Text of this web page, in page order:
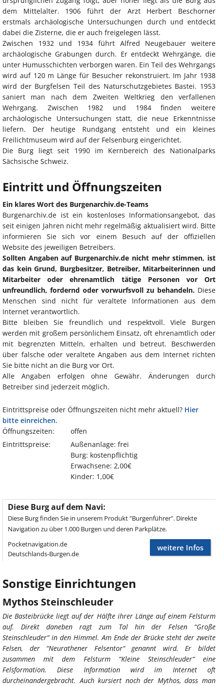
dem Mittelalter. 1906 führt der Arzt Herbert Beschorner
erstmals archäologische Untersuchungen durch und entdeckt
dabei die Zisterne, die er auch freigelegen lässt.
Zwischen 1932 und 1934 führt Alfred Neugebauer weitere
archäologische Grabungen durch. Er entdeckt Wehrgänge, die
unter Humusschichten verborgen waren. Ein Teil des Wehrgangs
wird auf 120 m Länge für Besucher rekonstruiert. Im Jahr 1938
wird der Burgfelsen Teil des Naturschutzgebietes Bastei. 1953
saniert man nach dem Zweiten Weltkrieg den verfallenen
Wehrgang. Zwischen 1982 und 1984 finden weitere
archäologische Untersuchungen statt, die neue Erkenntnisse
liefern. Der heutige Rundgang entsteht und ein kleines
Freilichtmuseum wird auf der Felsenburg eingerichtet.
Die Burg liegt seit 1990 im Kernbereich des Nationalparks
Sächsische Schweiz.
Eintritt und Öffnungszeiten
Ein klares Wort des Burgenarchiv.de-Teams
Burgenarchiv.de ist ein kostenloses Informationsangebot, das
seit einigen Jahren nicht mehr regelmäßig aktualisiert wird. Bitte
informieren Sie sich vor einem Besuch auf der offiziellen
Website des jeweiligen Betreibers.
Sollten Angaben auf Burgenarchiv.de nicht mehr stimmen, ist
das kein Grund, Burgbesitzer, Betreiber, Mitarbeiterinnen und
Mitarbeiter oder ehrenamtlich tätige Personen vor Ort
unfreundlich, fordernd oder vorwurfsvoll zu behandeln. Diese
Menschen sind nicht für veraltete Informationen aus dem
Internet verantwortlich.
Bitte bleiben Sie freundlich und respektvoll. Viele Burgen
werden mit großem persönlichem Einsatz, oft ehrenamtlich oder
mit begrenzten Mitteln, erhalten und betreut. Beschwerden
über falsche oder veraltete Angaben aus dem Internet richten
Sie bitte nicht an die Burg vor Ort.
Alle Angaben erfolgen ohne Gewähr. Änderungen durch
Betreiber sind jederzeit möglich.
Eintrittspreise oder Öffnungszeiten nicht mehr aktuell? Hier
bitte einreichen.
Öffnungszeiten:
offen
Eintrittspreise:
Außenanlage: frei
Burg: kostenpflichtig
Erwachsene: 2,00€
Kinder: 1,00€
Diese Burg auf dem Navi:
Diese Burg finden Sie in unserem Produkt "Burgenführer". Direkte
Navigation zu über 1.000 Burgen und deren Parkplätze.
Pocketnavigation.de
Deutschlands-Burgen.de
weitere Infos
Sonstige Einrichtungen
Mythos Steinschleuder
Die Basteibrücke liegt auf der Hälfte ihrer Länge auf einem Felsturm
auf. Direkt daneben ragt zum Tal hin der Felsen “Große
Steinschleuder“ in den Himmel. Am Ende der Brücke steht der zweite
Felsen, der “Neurathener Felsentor“ genannt wird. Er bildet
zusammen mit dem Felsturm “Kleine Steinschleuder“ eine
Felsformation. Diese Information wird im Internet oft
durcheinandergebracht. Auch kursiert noch der Mythos, dass man